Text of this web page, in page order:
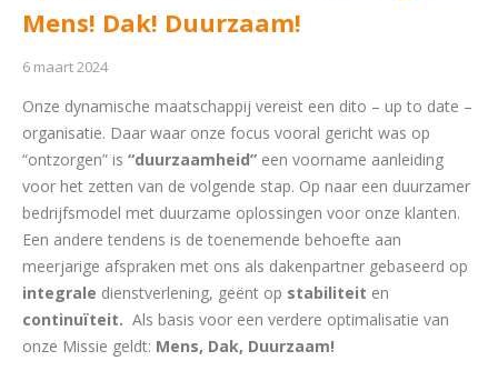
Mens! Dak! Duurzaam!
6 maart 2024
Onze dynamische maatschappij vereist een dito – up to date –
organisatie. Daar waar onze focus vooral gericht was op
“ontzorgen” is “duurzaamheid” een voorname aanleiding
voor het zetten van de volgende stap. Op naar een duurzamer
bedrijfsmodel met duurzame oplossingen voor onze klanten.
Een andere tendens is de toenemende behoefte aan
meerjarige afspraken met ons als dakenpartner gebaseerd op
integrale dienstverlening, geënt op stabiliteit en
continuïteit. Als basis voor een verdere optimalisatie van
onze Missie geldt: Mens, Dak, Duurzaam!